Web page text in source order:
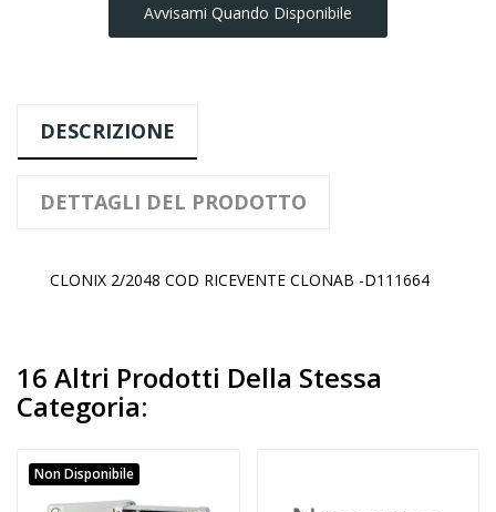
Avvisami Quando Disponibile
DESCRIZIONE
DETTAGLI DEL PRODOTTO
CLONIX 2/2048 COD RICEVENTE CLONAB -D111664
16 Altri Prodotti Della Stessa
Categoria:
Non Disponibile